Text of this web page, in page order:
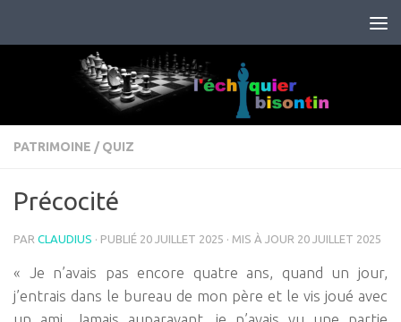
PATRIMOINE / QUIZ
Précocité
PAR CLAUDIUS · PUBLIÉ 20 JUILLET 2025 · MIS À JOUR 20 JUILLET 2025
« Je n’avais pas encore quatre ans, quand un jour,
j’entrais dans le bureau de mon père et le vis joué avec